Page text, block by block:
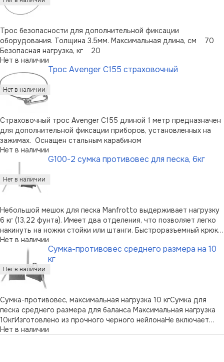
Трос безопасности для дополнительной фиксации
оборудования. Толщина 3.5мм. Максимальная длина, см 70
Безопасная нагрузка, кг 20
Нет в наличии
Трос Avenger C155 страховочный
Страховочный трос Avenger C155 длиной 1 метр предназначен
для дополнительной фиксации приборов, установленных на
зажимах. Оснащен стальным карабином
Нет в наличии
G100-2 сумка противовес для песка, 6кг
Небольшой мешок для песка Manfrotto выдерживает нагрузку
6 кг (13,22 фунта). Имеет два отделения, что позволяет легко
накинуть на ножки стойки или штанги. Быстроразъемный крюк с
одной стороны и D-образное кольцо с другой для
подвешивания на стойку стрелы или на другой стандартный
крюк. Удобная ручк …
Нет в наличии
Сумка-противовес среднего размера на 10
кг
Сумка-противовес, максимальная нагрузка 10 кгСумка для
песка среднего размера для баланса Максимальная нагрузка
10кгИзготовлено из прочного черного нейлонаНе включает
наполнитель (песок)Идеально для поворота световых стоек
Нет в наличии